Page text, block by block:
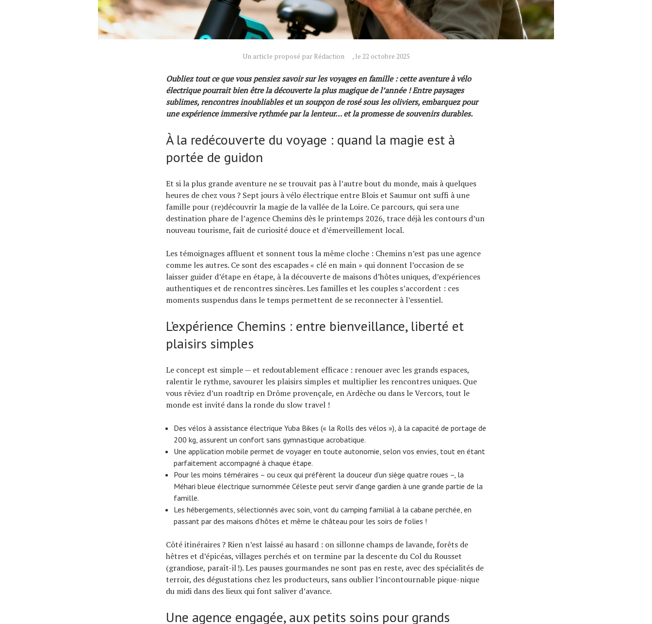
Un article proposé par Rédaction , le 22 octobre 2025
Oubliez tout ce que vous pensiez savoir sur les voyages en famille : cette aventure à vélo
électrique pourrait bien être la découverte la plus magique de l’année ! Entre paysages
sublimes, rencontres inoubliables et un soupçon de rosé sous les oliviers, embarquez pour
une expérience immersive rythmée par la lenteur… et la promesse de souvenirs durables.
À la redécouverte du voyage : quand la magie est à
portée de guidon
Et si la plus grande aventure ne se trouvait pas à l’autre bout du monde, mais à quelques
heures de chez vous ? Sept jours à vélo électrique entre Blois et Saumur ont suffi à une
famille pour (re)découvrir la magie de la vallée de la Loire. Ce parcours, qui sera une
destination phare de l’agence Chemins dès le printemps 2026, trace déjà les contours d’un
nouveau tourisme, fait de curiosité douce et d’émerveillement local.
Les témoignages affluent et sonnent tous la même cloche : Chemins n’est pas une agence
comme les autres. Ce sont des escapades « clé en main » qui donnent l’occasion de se
laisser guider d’étape en étape, à la découverte de maisons d’hôtes uniques, d’expériences
authentiques et de rencontres sincères. Les familles et les couples s’accordent : ces
moments suspendus dans le temps permettent de se reconnecter à l’essentiel.
L’expérience Chemins : entre bienveillance, liberté et
plaisirs simples
Le concept est simple — et redoutablement efficace : renouer avec les grands espaces,
ralentir le rythme, savourer les plaisirs simples et multiplier les rencontres uniques. Que
vous rêviez d’un roadtrip en Drôme provençale, en Ardèche ou dans le Vercors, tout le
monde est invité dans la ronde du slow travel !
Des vélos à assistance électrique Yuba Bikes (« la Rolls des vélos »), à la capacité de portage de
200 kg, assurent un confort sans gymnastique acrobatique.
Une application mobile permet de voyager en toute autonomie, selon vos envies, tout en étant
parfaitement accompagné à chaque étape.
Pour les moins téméraires – ou ceux qui préfèrent la douceur d’un siège quatre roues –, la
Méhari bleue électrique surnommée Céleste peut servir d’ange gardien à une grande partie de la
famille.
Les hébergements, sélectionnés avec soin, vont du camping familial à la cabane perchée, en
passant par des maisons d’hôtes et même le château pour les soirs de folies !
Côté itinéraires ? Rien n’est laissé au hasard : on sillonne champs de lavande, forêts de
hêtres et d’épicéas, villages perchés et on termine par la descente du Col du Rousset
(grandiose, paraît-il !). Les pauses gourmandes ne sont pas en reste, avec des spécialités de
terroir, des dégustations chez les producteurs, sans oublier l’incontournable pique-nique
du midi dans des lieux qui font saliver d’avance.
Une agence engagée, aux petits soins pour grands